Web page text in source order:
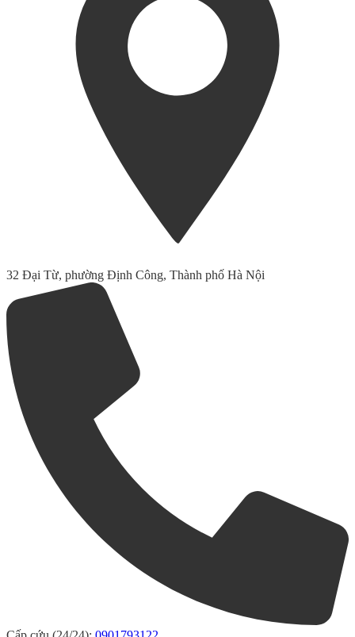
32 Đại Từ, phường Định Công, Thành phố Hà Nội